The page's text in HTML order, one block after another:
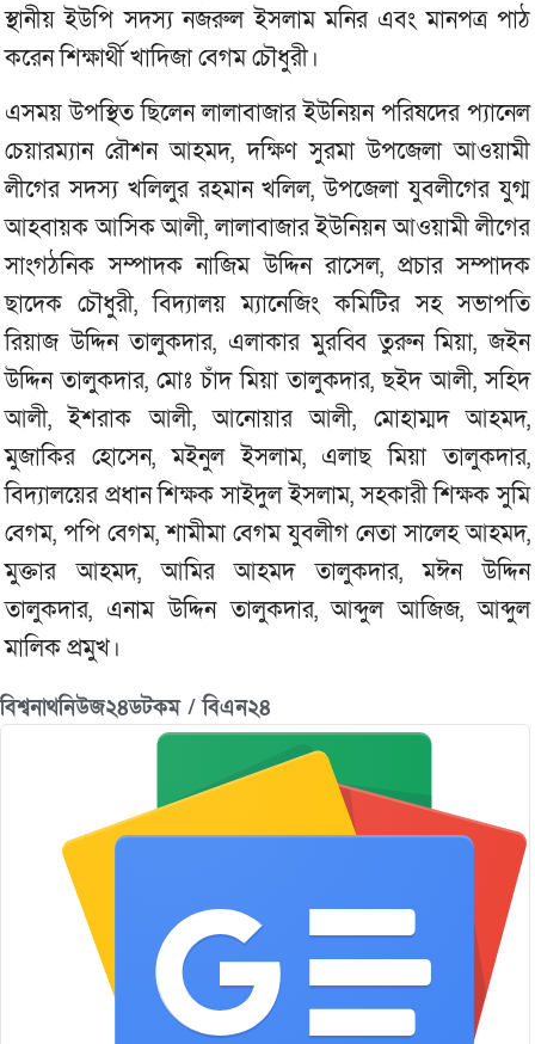
স্থানীয় ইউপি সদস্য নজরুল ইসলাম মনির এবং মানপত্র পাঠ
করেন শিক্ষার্থী খাদিজা বেগম চৌধুরী।
এসময় উপস্থিত ছিলেন লালাবাজার ইউনিয়ন পরিষদের প্যানেল
চেয়ারম্যান রৌশন আহমদ, দক্ষিণ সুরমা উপজেলা আওয়ামী
লীগের সদস্য খলিলুর রহমান খলিল, উপজেলা যুবলীগের যুগ্ম
আহবায়ক আসিক আলী, লালাবাজার ইউনিয়ন আওয়ামী লীগের
সাংগঠনিক সম্পাদক নাজিম উদ্দিন রাসেল, প্রচার সম্পাদক
ছাদেক চৌধুরী, বিদ্যালয় ম্যানেজিং কমিটির সহ সভাপতি
রিয়াজ উদ্দিন তালুকদার, এলাকার মুরব্বি তুরুন মিয়া, জইন
উদ্দিন তালুকদার, মোঃ চাঁদ মিয়া তালুকদার, ছইদ আলী, সহিদ
আলী, ইশরাক আলী, আনোয়ার আলী, মোহাম্মদ আহমদ,
মুজাকির হোসেন, মইনুল ইসলাম, এলাছ মিয়া তালুকদার,
বিদ্যালয়ের প্রধান শিক্ষক সাইদুল ইসলাম, সহকারী শিক্ষক সুমি
বেগম, পপি বেগম, শামীমা বেগম যুবলীগ নেতা সালেহ আহমদ,
মুক্তার আহমদ, আমির আহমদ তালুকদার, মঈন উদ্দিন
তালুকদার, এনাম উদ্দিন তালুকদার, আব্দুল আজিজ, আব্দুল
মালিক প্রমুখ।
বিশ্বনাথনিউজ২৪ডটকম / বিএন২৪